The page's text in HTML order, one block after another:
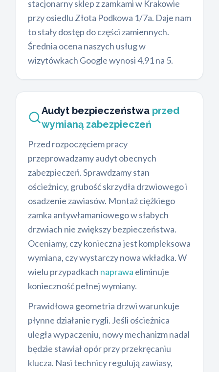
stacjonarny sklep z zamkami w Krakowie
przy osiedlu Złota Podkowa 1/7a. Daje nam
to stały dostęp do części zamiennych.
Średnia ocena naszych usług w
wizytówkach Google wynosi 4,91 na 5.
Audyt bezpieczeństwa przed
wymianą zabezpieczeń
Przed rozpoczęciem pracy
przeprowadzamy audyt obecnych
zabezpieczeń. Sprawdzamy stan
ościeżnicy, grubość skrzydła drzwiowego i
osadzenie zawiasów. Montaż ciężkiego
zamka antywłamaniowego w słabych
drzwiach nie zwiększy bezpieczeństwa.
Oceniamy, czy konieczna jest kompleksowa
wymiana, czy wystarczy nowa wkładka. W
wielu przypadkach naprawa eliminuje
konieczność pełnej wymiany.
Prawidłowa geometria drzwi warunkuje
płynne działanie rygli. Jeśli ościeżnica
uległa wypaczeniu, nowy mechanizm nadal
będzie stawiał opór przy przekręcaniu
klucza. Nasi technicy regulują zawiasy,